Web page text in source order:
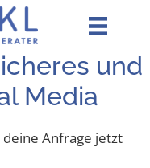
und
Media
Anfra­ge jetzt